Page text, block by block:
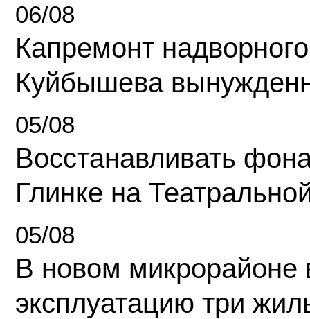
06/08
Капремонт
Куйбышева
05/08
Восстанавливать
Глинке на
05/08
В новом микрорайоне
эксплуатацию три